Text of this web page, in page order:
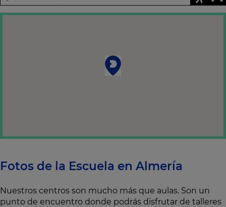
Fotos de la Escuela en Almería
Nuestros centros son mucho más que aulas. Son un
punto de encuentro donde podrás disfrutar de talleres